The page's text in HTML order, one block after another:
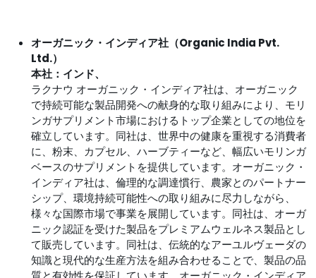
オーガニック・インディア社（Organic India Pvt.
Ltd.）
本社：インド、
ラクナウ オーガニック・インディア社は、オーガニック
で持続可能な製品開発への献身的な取り組みにより、モリ
ンガサプリメント市場におけるトップ企業としての地位を
確立しています。同社は、世界中の健康を重視する消費者
に、粉末、カプセル、ハーブティーなど、幅広いモリンガ
ベースのサプリメントを提供しています。オーガニック・
インディア社は、倫理的な調達慣行、農家とのパートナー
シップ、環境持続可能性への取り組みに尽力しながら、
様々な国際市場で事業を展開しています。同社は、オーガ
ニック認証を受けた製品をプレミアムウェルネス製品とし
て販売しています。同社は、伝統的なアーユルヴェーダの
知識と現代的な生産方法を組み合わせることで、製品の品